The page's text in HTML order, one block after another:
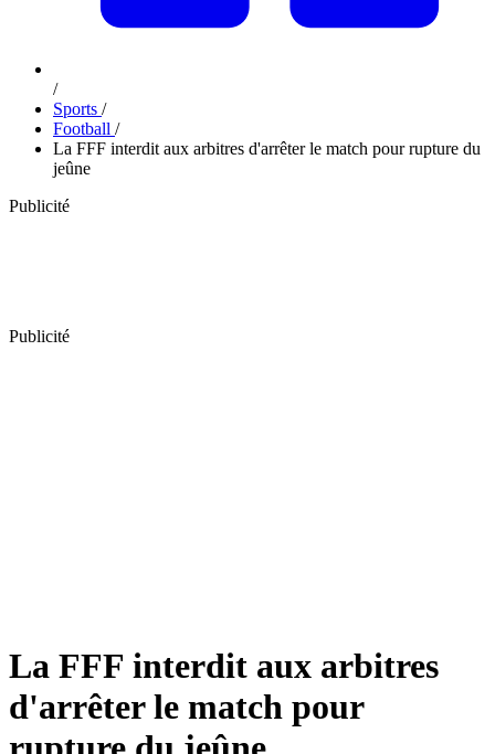
/
Sports /
Football /
La FFF interdit aux arbitres d'arrêter le match pour rupture du
jeûne
Publicité
Publicité
La FFF interdit aux arbitres
d'arrêter le match pour